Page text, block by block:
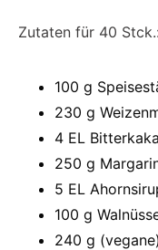
Zutaten für 40 Stck.:
100 g
230 g
4 EL
250 g
5 EL
100 g
240 g